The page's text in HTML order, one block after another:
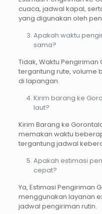
cuaca, jadwal kapal,
yang digunakan oleh
Apakah waktu
sama?
Tidak, Waktu
tergantung rute, volume
di lapangan.
Kirim barang ke
laut?
Kirim Barang ke
memakan waktu
tergantung jadwal
Apakah estimasi
cepat?
Ya, Estimasi Pengiriman
menggunakan layanan
jadwal pengiriman rutin.